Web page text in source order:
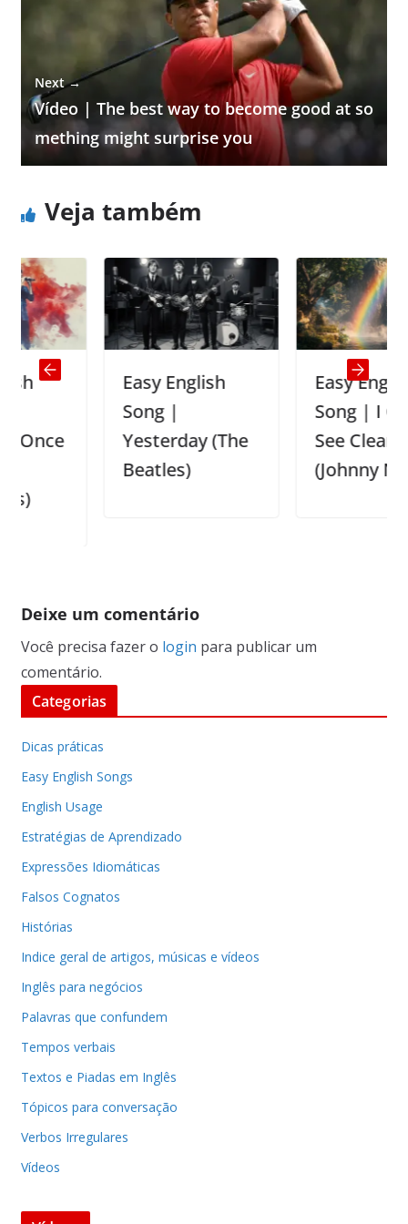
Next →
Vídeo | The best way to become good at so
mething might surprise you
Veja também
Easy English
Song |
Yesterday (The
Beatles)
Easy English
Song | I Can
See Clearly Now
(Johnny Nash)
Deixe um comentário
Você precisa fazer o login para publicar um
comentário.
Categorias
Dicas práticas
Easy English Songs
English Usage
Estratégias de Aprendizado
Expressões Idiomáticas
Falsos Cognatos
Histórias
Indice geral de artigos, músicas e vídeos
Inglês para negócios
Palavras que confundem
Tempos verbais
Textos e Piadas em Inglês
Tópicos para conversação
Verbos Irregulares
Vídeos